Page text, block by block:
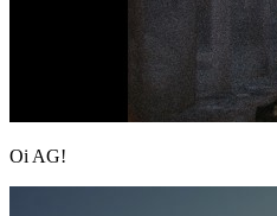
Oi AG!